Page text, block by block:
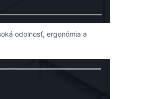
odolnosť, ergonómia a